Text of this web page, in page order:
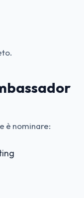
è nominare: